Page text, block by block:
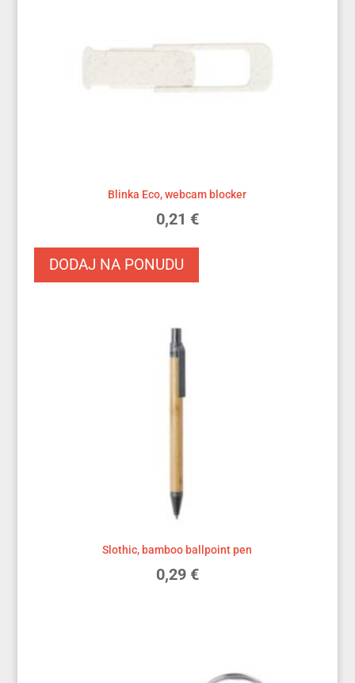
Blinka Eco, webcam blocker
0,21 €
DODAJ NA PONUDU
Slothic, bamboo ballpoint pen
0,29 €